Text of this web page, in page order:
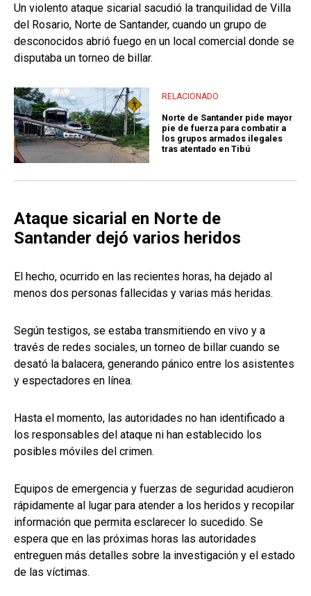
Un violento ataque sicarial sacudió la tranquilidad de Villa
del Rosario, Norte de Santander, cuando un grupo de
desconocidos abrió fuego en un local comercial donde se
disputaba un torneo de billar.
RELACIONADO
Norte de Santander pide mayor
pie de fuerza para combatir a
los grupos armados ilegales
tras atentado en Tibú
Ataque sicarial en Norte de
Santander dejó varios heridos
El hecho, ocurrido en las recientes horas, ha dejado al
menos dos personas fallecidas y varias más heridas.
Según testigos, se estaba transmitiendo en vivo y a
través de redes sociales, un torneo de billar cuando se
desató la balacera, generando pánico entre los asistentes
y espectadores en línea.
Hasta el momento, las autoridades no han identificado a
los responsables del ataque ni han establecido los
posibles móviles del crimen.
Equipos de emergencia y fuerzas de seguridad acudieron
rápidamente al lugar para atender a los heridos y recopilar
información que permita esclarecer lo sucedido. Se
espera que en las próximas horas las autoridades
entreguen más detalles sobre la investigación y el estado
de las víctimas.